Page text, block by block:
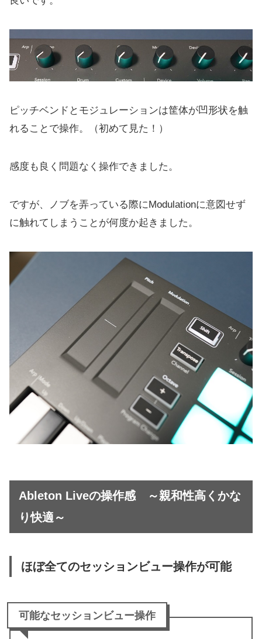
ピッチベンドとモジュレーションは筐体が凹形状を触
れることで操作。（初めて見た！）
感度も良く問題なく操作できました。
ですが、ノブを弄っている際にModulationに意図せず
に触れてしまうことが何度か起きました。
Ableton Liveの操作感 ～親和性高くかな
り快適～
ほぼ全てのセッションビュー操作が可能
可能なセッションビュー操作